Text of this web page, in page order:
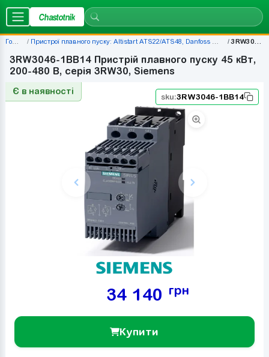
Chastotnik
Головна Пристрої плавного пуску: Altistart ATS22/ATS48, Danfoss MCD500, ціни — наявність | Chastotnik.ua 3RW3046-1BB14
3RW3046-1BB14 Пристрій плавного пуску 45 кВт,
200-480 В, серія 3RW30, Siemens
Є в наявності
sku:3RW3046-1BB14
34 140 грн
Купити